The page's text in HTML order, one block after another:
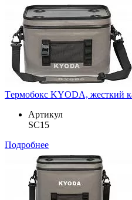
Tермобокс KYODA, жесткий
Артикул
SC15
Подробнее